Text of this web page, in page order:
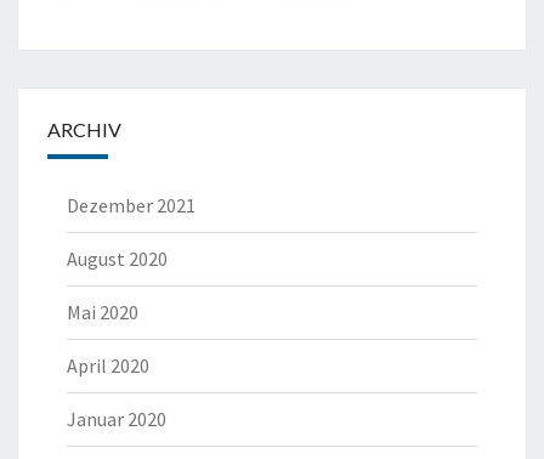
ARCHIV
Dezember 2021
August 2020
Mai 2020
April 2020
Januar 2020